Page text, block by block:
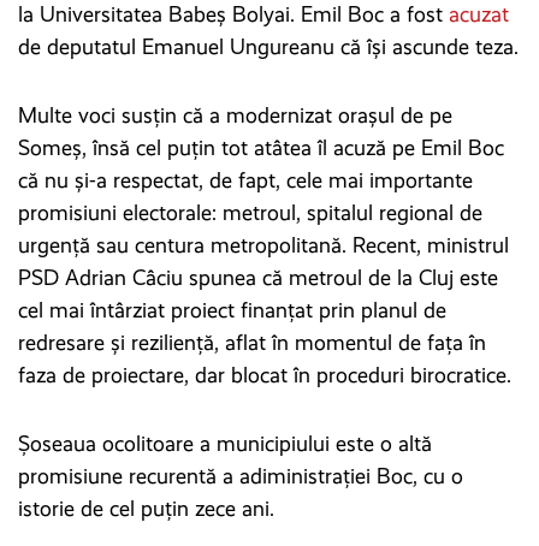
la Universitatea Babeș Bolyai. Emil Boc a fost acuzat
de deputatul Emanuel Ungureanu că își ascunde teza.
Multe voci susțin că a modernizat orașul de pe
Someș, însă cel puțin tot atâtea îl acuză pe Emil Boc
că nu și-a respectat, de fapt, cele mai importante
promisiuni electorale: metroul, spitalul regional de
urgență sau centura metropolitană. Recent, ministrul
PSD Adrian Câciu spunea că metroul de la Cluj este
cel mai întârziat proiect finanțat prin planul de
redresare și reziliență, aflat în momentul de fața în
faza de proiectare, dar blocat în proceduri birocratice.
Șoseaua ocolitoare a municipiului este o altă
promisiune recurentă a adiministrației Boc, cu o
istorie de cel puțin zece ani.